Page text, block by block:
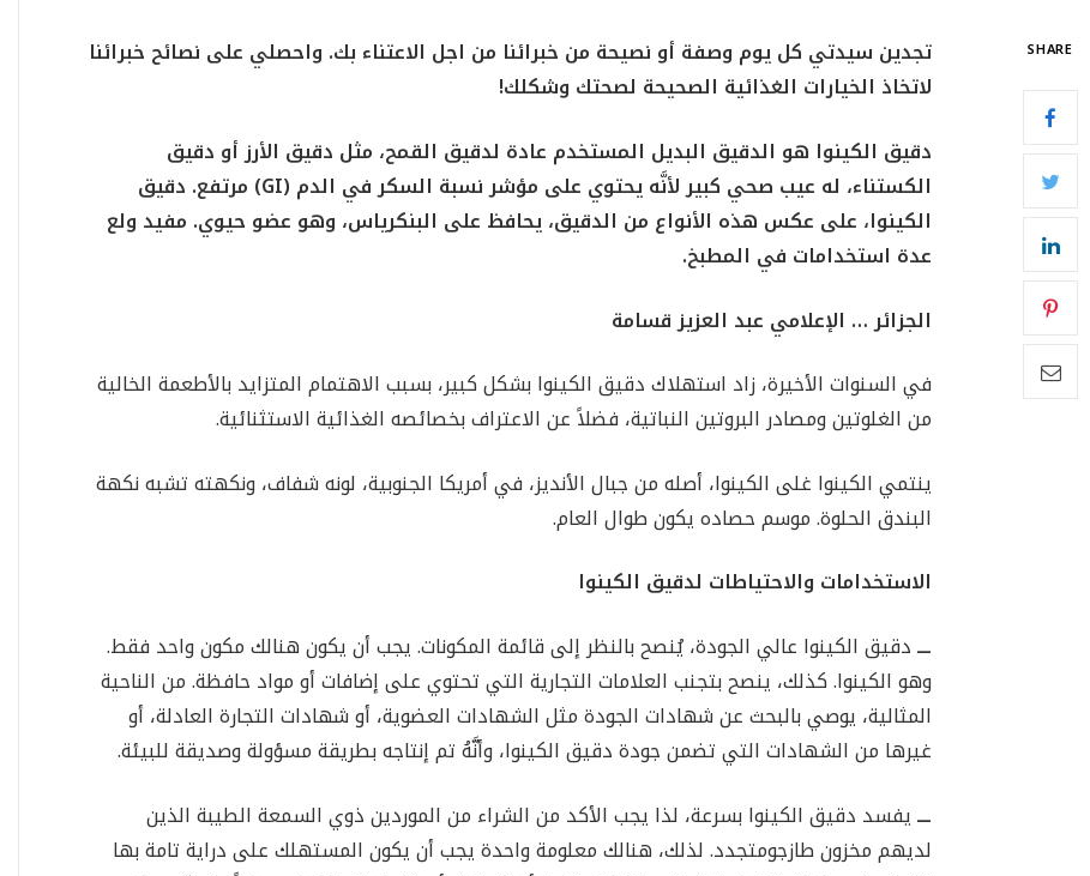
SHARE
تجدين سيدتي كل يوم وصفة أو نصيحة من خبرائنا من اجل الاعتناء بك. واحصلي على نصائح خبرائنا
لاتخاذ الخيارات الغذائية الصحيحة لصحتك وشكلك!
دقيق الكينوا هو الدقيق البديل المستخدم عادة لدقيق القمح، مثل دقيق الأرز أو دقيق
الكستناء، له عيب صحي كبير لأنَّه يحتوي على مؤشر نسبة السكر في الدم (GI) مرتفع. دقيق
الكينوا، على عكس هذه الأنواع من الدقيق، يحافظ على البنكرياس، وهو عضو حيوي. مفيد ولع
عدة استخدامات في المطبخ.
الجزائر … الإعلامي عبد العزيز قسامة
في السنوات الأخيرة، زاد استهلاك دقيق الكينوا بشكل كبير، بسبب الاهتمام المتزايد بالأطعمة الخالية
من الغلوتين ومصادر البروتين النباتية، فضلاً عن الاعتراف بخصائصه الغذائية الاستثنائية.
ينتمي الكينوا غلى الكينوا، أصله من جبال الأنديز، في أمريكا الجنوبية، لونه شفاف، ونكهته تشبه نكهة
البندق الحلوة. موسم حصاده يكون طوال العام.
الاستخدامات والاحتياطات لدقيق الكينوا
ـــدقيق الكينوا عالي الجودة، يُنصح بالنظر إلى قائمة المكونات. يجب أن يكون هنالك مكون واحد فقط.
وهو الكينوا. كذلك، ينصح بتجنب العلامات التجارية التي تحتوي على إضافات أو مواد حافظة. من الناحية
المثالية، يوصي بالبحث عن شهادات الجودة مثل الشهادات العضوية، أو شهادات التجارة العادلة، أو
غيرها من الشهادات التي تضمن جودة دقيق الكينوا، وأنَّهُ تم إنتاجه بطريقة مسؤولة وصديقة للبيئة.
ـــيفسد دقيق الكينوا بسرعة، لذا يجب الأكد من الشراء من الموردين ذوي السمعة الطيبة الذين
لديهم مخزون طازجومتجدد. لذلك، هنالك معلومة واحدة يجب أن يكون المستهلك على دراية تامة بها